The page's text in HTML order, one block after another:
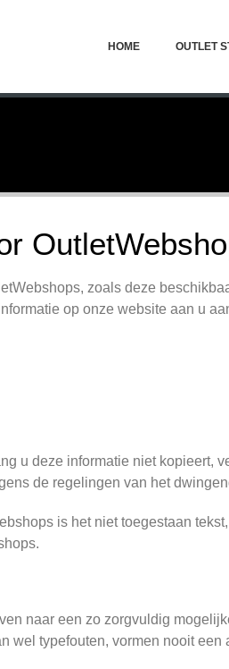
HOME OUTLET
zoals deze
op onze website aan u
u deze informatie niet kopieert,
de regelingen van het
is het niet toegestaan
naar een zo zorgvuldig
wel typefouten, vormen nooit